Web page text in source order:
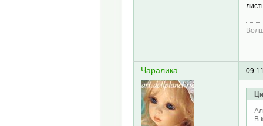
Чаралика
В